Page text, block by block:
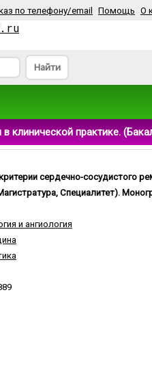
по телефону/email Помощь О
Найти
практике.
сердечно-сосудистого
Специалитет).
и ангиология